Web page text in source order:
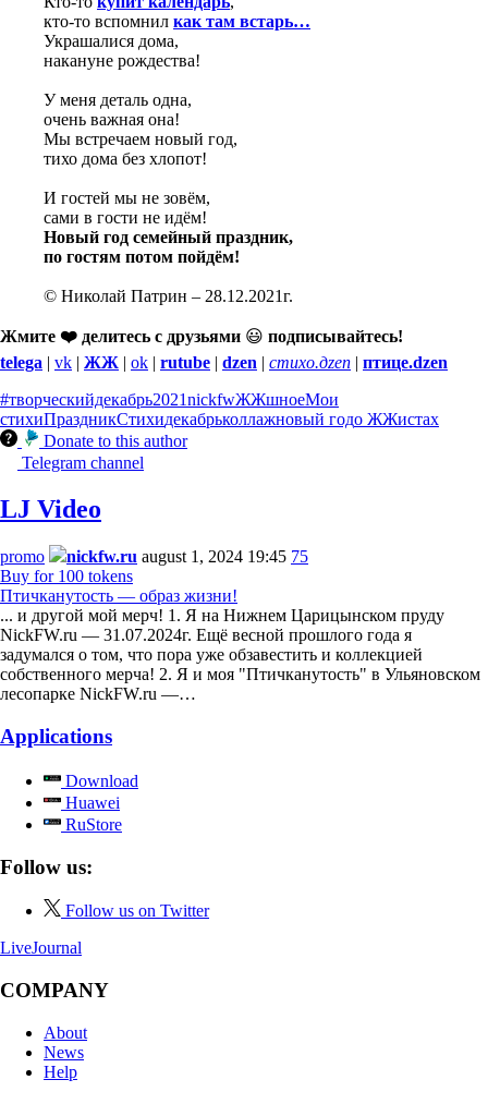
кто-то вспомнил как там встарь…
Украшалися дома,
накануне рождества!
У меня деталь одна,
очень важная она!
Мы встречаем новый год,
тихо дома без хлопот!
И гостей мы не зовём,
сами в гости не идём!
Новый год семейный праздник,
по гостям потом пойдём!
© Николай Патрин – 28.12.2021г.
Жмите ❤️ делитесь с друзьями 😃 подписывайтесь!
telega | vk | ЖЖ | ok | rutube | dzen | стихо.дzen | птице.dzen
#творческийдекабрь2021nickfwЖЖшноеМои
стихиПраздникСтихидекабрьколлажновый годо ЖЖистах
Donate to this author
Telegram channel
LJ Video
promo nickfw.ru august 1, 2024 19:45 75
Buy for 100 tokens
Птичканутость — образ жизни!
... и другой мой мерч! 1. Я на Нижнем Царицынском пруду
NickFW.ru — 31.07.2024г. Ещё весной прошлого года я
задумался о том, что пора уже обзавестить и коллекцией
собственного мерча! 2. Я и моя "Птичканутость" в Ульяновском
лесопарке NickFW.ru —…
Applications
Download
Huawei
RuStore
Follow us:
Follow us on Twitter
LiveJournal
COMPANY
About
News
Help